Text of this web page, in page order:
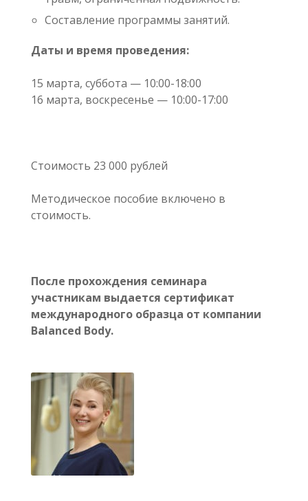
Составление программы занятий.
Даты и время проведения:
15 марта, суббота — 10:00-18:00
16 марта, воскресенье — 10:00-17:00
Стоимость 23 000 рублей
Методическое пособие включено в
стоимость.
После прохождения семинара
участникам выдается сертификат
международного образца от компании
Balanced Body.